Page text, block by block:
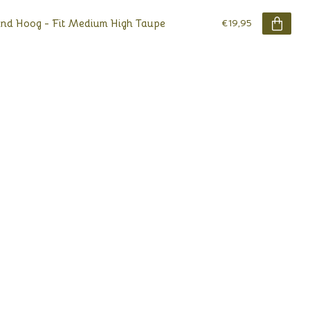
Hoog - Fit Medium High Taupe €19,95